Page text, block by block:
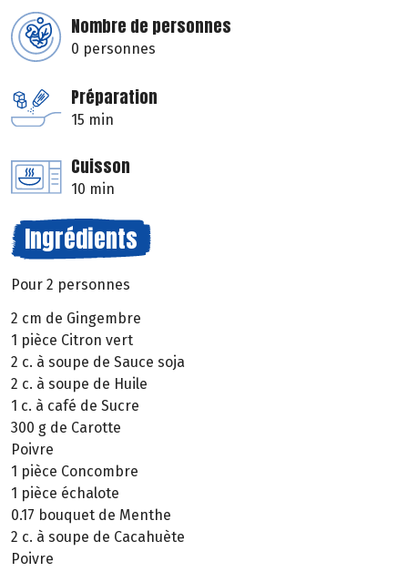
Nombre de personnes
0 personnes
Préparation
15 min
Cuisson
10 min
Ingrédients
Pour 2 personnes
2 cm de Gingembre
1 pièce Citron vert
2 c. à soupe de Sauce soja
2 c. à soupe de Huile
1 c. à café de Sucre
300 g de Carotte
Poivre
1 pièce Concombre
1 pièce échalote
0.17 bouquet de Menthe
2 c. à soupe de Cacahuète
Poivre